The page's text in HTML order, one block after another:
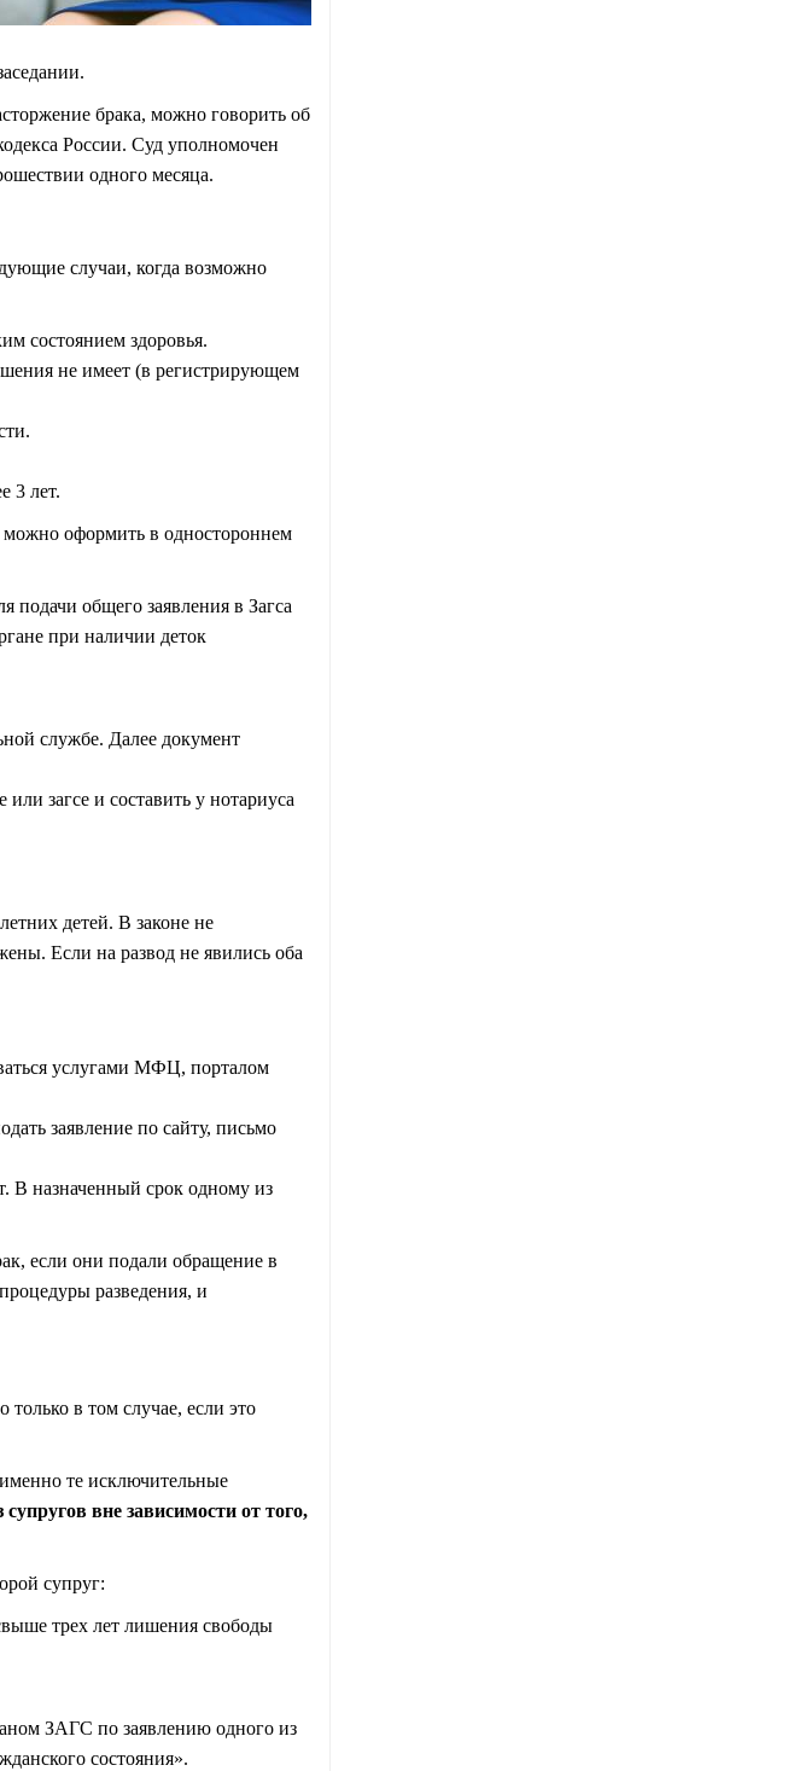
брака, можно говорить об
России. Суд уполномочен
одного месяца.
случаи, когда возможно
состоянием здоровья.
не имеет (в регистрирующем
3 лет.
можно оформить в одностороннем
подачи общего заявления в Загса
при наличии деток
службе. Далее документ
загсе и составить у нотариуса
детей. В законе не
Если на развод не явились оба
услугами МФЦ, порталом
заявление по сайту, письмо
В назначенный срок одному из
если они подали обращение в
разведения, и
только в том случае, если это
те исключительные
супругов вне зависимости от того,
супруг:
трех лет лишения свободы
ЗАГС по заявлению одного из
состояния».